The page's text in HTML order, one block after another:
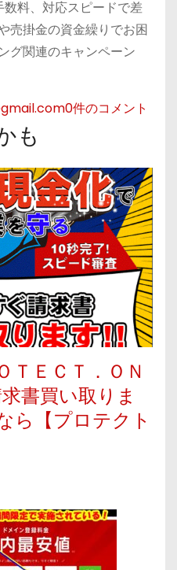
料、対応スピードで差
売掛金の資金繰りでお困
グ関連のキャンペーン
0件のコメント
も
ＴＥＣＴ．ＯＮ
書買い取りま
ら【プロテクト